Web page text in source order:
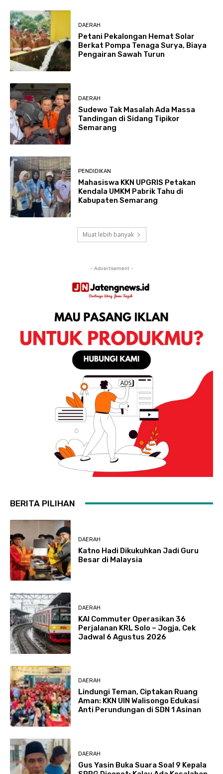
DAERAH
Petani Pekalongan Hemat Solar
Berkat Pompa Tenaga Surya, Biaya
Pengairan Sawah Turun
DAERAH
Sudewo Tak Masalah Ada Massa
Tandingan di Sidang Tipikor
Semarang
PENDIDIKAN
Mahasiswa KKN UPGRIS Petakan
Kendala UMKM Pabrik Tahu di
Kabupaten Semarang
Muat lebih banyak
- Advertisement -
BERITA PILIHAN
DAERAH
Katno Hadi Dikukuhkan Jadi Guru
Besar di Malaysia
DAERAH
KAI Commuter Operasikan 36
Perjalanan KRL Solo – Jogja, Cek
Jadwal 6 Agustus 2026
DAERAH
Lindungi Teman, Ciptakan Ruang
Aman: KKN UIN Walisongo Edukasi
Anti Perundungan di SDN 1 Asinan
DAERAH
Gus Yasin Buka Suara Soal 9 Kepala